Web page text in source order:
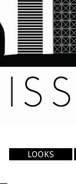
LOOKS